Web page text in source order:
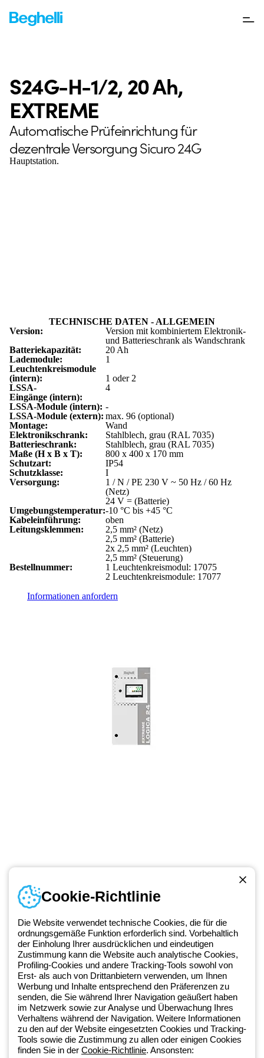
S24G-H-1/2, 20 Ah,
EXTREME
Automatische Prüfeinrichtung für
dezentrale Versorgung Sicuro 24G
Hauptstation.
TECHNISCHE DATEN - ALLGEMEIN
Version:
Version mit kombiniertem Elektronik-
und Batterieschrank als Wandschrank
Batteriekapazität:
20 Ah
Lademodule:
1
Leuchtenkreismodule
(intern):
1 oder 2
LSSA-
Eingänge (intern):
4
LSSA-Module (intern): -
LSSA-Module (extern): max. 96 (optional)
Montage:
Wand
Elektronikschrank:
Stahlblech, grau (RAL 7035)
Batterieschrank:
Stahlblech, grau (RAL 7035)
Maße (H x B x T):
800 x 400 x 170 mm
Schutzart:
IP54
Schutzklasse:
I
Versorgung:
1 / N / PE 230 V ~ 50 Hz / 60 Hz
(Netz)
24 V = (Batterie)
Umgebungstemperatur:-10 °C bis +45 °C
Kabeleinführung:
oben
Leitungsklemmen:
2,5 mm² (Netz)
2,5 mm² (Batterie)
2x 2,5 mm² (Leuchten)
2,5 mm² (Steuerung)
Bestellnummer:
1 Leuchtenkreismodul: 17075
2 Leuchtenkreismodule: 17077
Informationen anfordern
Seit 2025 ist Beghelli Teil der GEWISS Group und Teil des GEWISS
LightZone-Ökosystems, in dem wir integrierte Beleuchtungslösungen
entwickeln, die Komplexität in Einfachheit verwandeln und Fachleute
sowie Endnutzer dabei unterstützen, ihre Anforderungen zu erfüllen.
Erfahren Sie mehr über GEWISS.
Kontakt
Montag bis Freitag von 8:00 bis 17:00 Uhr
+49 2064 97010
Cookie-Richtlinie
Die Website verwendet technische Cookies, die für die
ordnungsgemäße Funktion erforderlich sind. Vorbehaltlich
der Einholung Ihrer ausdrücklichen und eindeutigen
Zustimmung kann die Website auch analytische Cookies,
Profiling-Cookies und andere Tracking-Tools sowohl von
Erst- als auch von Drittanbietern verwenden, um Ihnen
Werbung und Inhalte entsprechend den Präferenzen zu
senden, die Sie während Ihrer Navigation geäußert haben
im Netzwerk sowie zur Analyse und Überwachung Ihres
Verhaltens während der Navigation. Weitere Informationen
zu den auf der Website eingesetzten Cookies und Tracking-
Tools sowie die Zustimmung zu allen oder einigen Cookies
finden Sie in der Cookie-Richtlinie. Ansonsten: